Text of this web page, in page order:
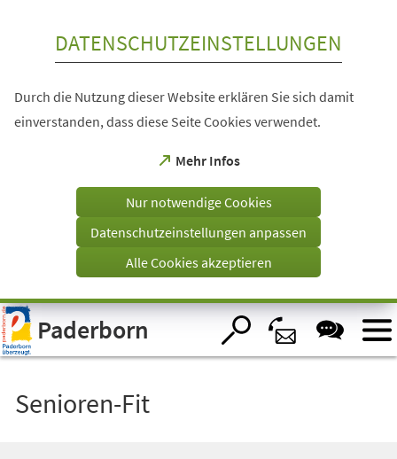
Visuelle
Assistenzsoftware
öffnen.
DATENSCHUTZEINSTELLUNGEN
Durch die Nutzung dieser Website erklären Sie sich damit
einverstanden, dass diese Seite Cookies verwendet.
Mehr Infos
(Öffnet
einem
Tab)
Nur notwendige Cookies
Datenschutzeinstellungen anpassen
Alle Cookies akzeptieren
Paderborn
Senioren-Fit